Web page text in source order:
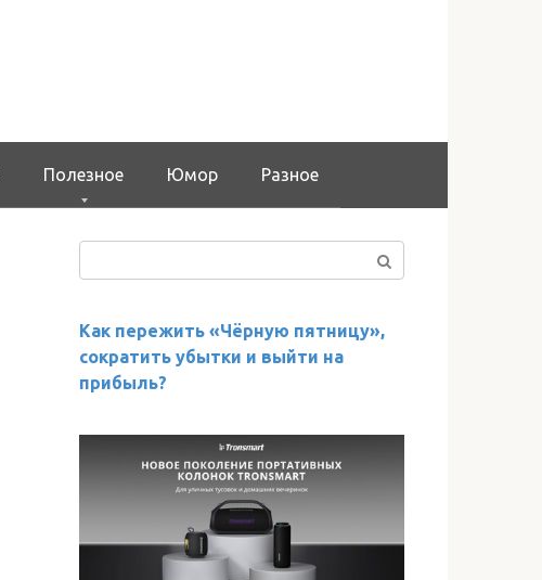
Полезное Юмор Разное
Как пережить «Чёрную пятницу»,
сократить убытки и выйти на
прибыль?